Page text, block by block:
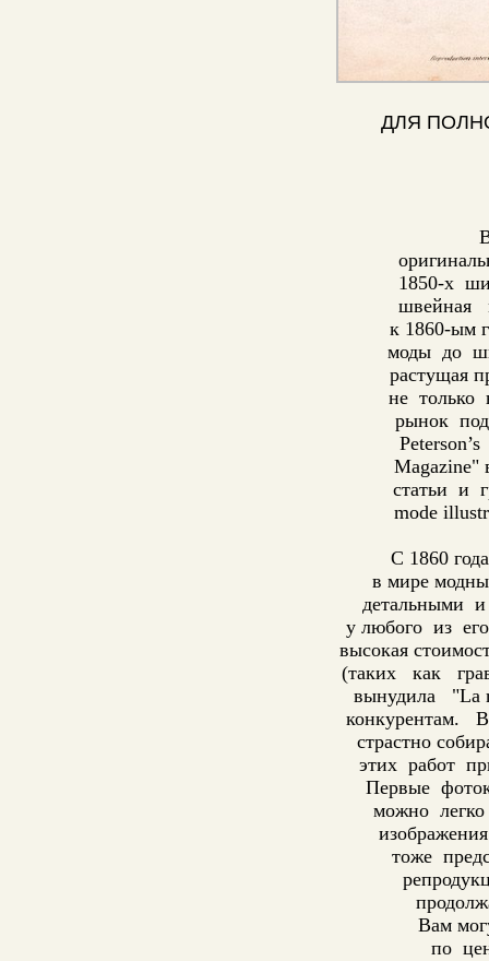
ДЛЯ
1850-х
швейная
к 1860-ым
моды до
растущая
не только
рынок
Magazine"
статьи и
mode
С 1860
в мире
детальными и
у любого из
высокая
(таких как
вынудила "La
конкурентам.
страстно
этих работ
Первые
можно легко
тоже
Вам
по